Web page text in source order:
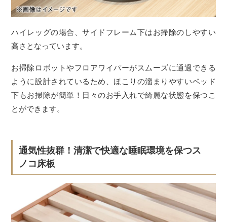
ハイレッグの場合、サイドフレーム下はお掃除のしやすい
高さとなっています。
お掃除ロボットやフロアワイパーがスムーズに通過できる
ように設計されているため、ほこりの溜まりやすいベッド
下もお掃除が簡単！日々のお手入れで綺麗な状態を保つこ
とができます。
通気性抜群！清潔で快適な睡眠環境を保つス
ノコ床板